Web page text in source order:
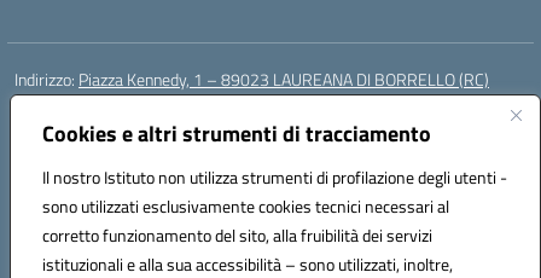
Cookies e altri strumenti di tracciamento
Il nostro Istituto non utilizza strumenti di profilazione degli utenti -
sono utilizzati esclusivamente cookies tecnici necessari al
corretto funzionamento del sito, alla fruibilità dei servizi
istituzionali e alla sua accessibilità – sono utilizzati, inoltre,
Indirizzo: Piazza Kennedy, 1 – 89023 LAUREANA DI BORRELLO (RC)
Centralino:
Posta elettronica certificata (PEC):rcic84800t@pec.istruzione.it
Codice fiscale: 82000940807
Codice meccanografico:RCIC84800T
Codice Indice delle Pubbliche Amministrazioni (IPA): istsc_rcic84800t
Codice unico di fatturazione (CUF): UF3A7N